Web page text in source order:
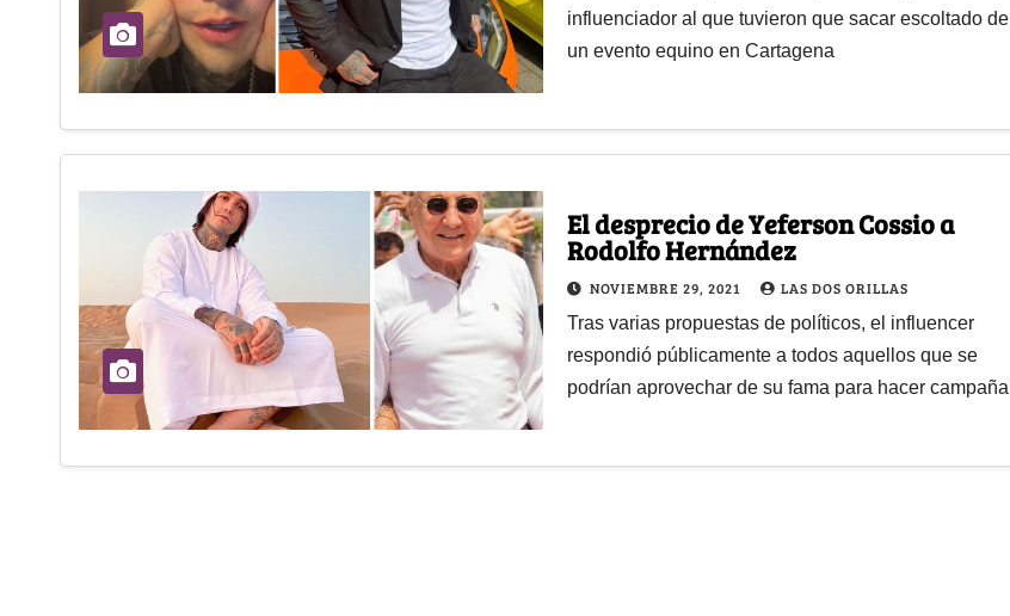
influenciador al que tuvieron que sacar escoltado de
un evento equino en Cartagena
El desprecio de Yeferson Cossio a
Rodolfo Hernández
NOVIEMBRE 29, 2021 LAS DOS ORILLAS
Tras varias propuestas de políticos, el influencer
respondió públicamente a todos aquellos que se
podrían aprovechar de su fama para hacer campaña